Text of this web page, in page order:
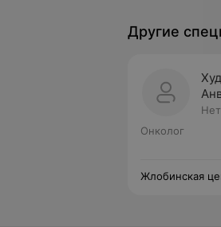
Другие
Онколог
Жлобинская